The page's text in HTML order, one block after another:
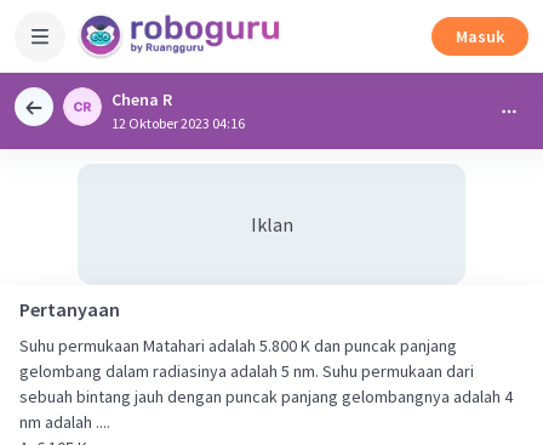
Masuk
Chena R
12 Oktober 2023 04:16
Iklan
Pertanyaan
Suhu permukaan Matahari adalah 5.800 K dan puncak panjang
gelombang dalam radiasinya adalah 5 nm. Suhu permukaan dari
sebuah bintang jauh dengan puncak panjang gelombangnya adalah 4
nm adalah ....